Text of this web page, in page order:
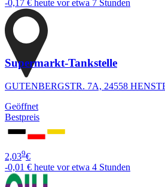
-0,17 € heute vor etwa 7 Stunden
Supermarkt-Tankstelle
GUTENBERGSTR. 7A, 24558
Geöffnet
Bestpreis
2,039€
-0,01 € heute vor etwa 4 Stunden